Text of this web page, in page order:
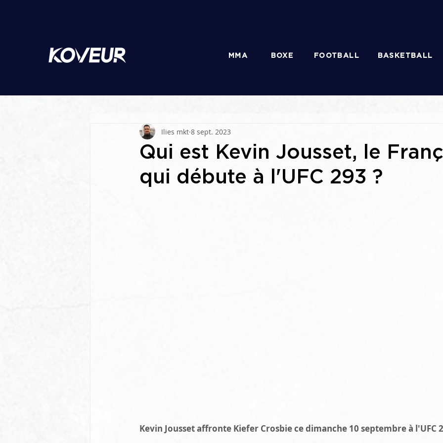
MMA BOXE FOOTBALL BASKETBALL
Qui est Kevin Jousset, le
qui débute à l'UFC 293 ?
Ilies mkt 8 sept. 2023
Kevin Jousset affronte Kiefer Crosbie ce dimanche 10 septembre à l'UFC